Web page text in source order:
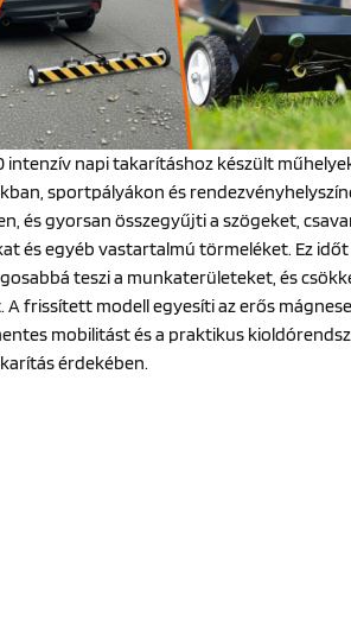
intenzív napi takarításhoz készült
sportpályákon és
és gyorsan összegyűjti a szögeket,
és egyéb vastartalmú törmeléket. Ez időt
teszi a munkaterületeket, és
A frissített modell egyesíti az erős
mobilitást és a praktikus
érdekében.